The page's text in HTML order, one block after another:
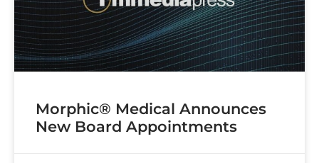
Morphic® Medical Announces
New Board Appointments